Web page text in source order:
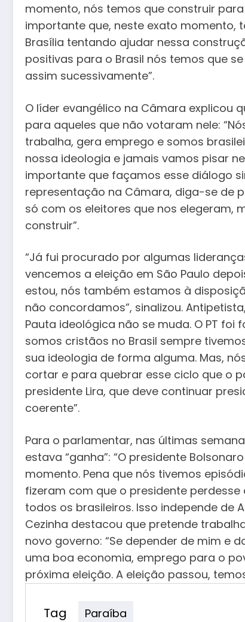
momento, nós temos que construir
importante que, neste exato momento,
Brasília tentando ajudar nessa
positivas para o Brasil nós temos que
assim sucessivamente”.
O líder evangélico na Câmara explicou
para aqueles que não votaram nele:
trabalha, gera emprego e somos
nossa ideologia e jamais vamos pisar
importante que façamos esse diálogo
representação na Câmara, diga-se de
só com os eleitores que nos elegeram,
construir”.
“Já fui procurado por algumas
vencemos a eleição em São Paulo
estou, nós também estamos à
não concordamos”, sinalizou.
Pauta ideológica não se muda. O PT
somos cristãos no Brasil sempre
sua ideologia de forma alguma. Mas,
cortar e para quebrar esse ciclo que o
presidente Lira, que deve continuar
coerente”.
Para o parlamentar, nas últimas
estava “ganha”: “O presidente
momento. Pena que nós tivemos
fizeram com que o presidente
todos os brasileiros. Isso independe de
Cezinha destacou que pretende
novo governo: “Se depender de mim e
uma boa economia, emprego para o
próxima eleição. A eleição passou,
Tag Paraíba